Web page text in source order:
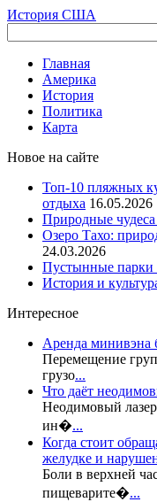
История США
Главная
Америка
История
Политика
Карта
Новое на сайте
Топ-10 пляжных
отдыха 16.05.2026
Природные
Озеро Тахо:
24.03.2026
Пустынные парки
История и
Интересное
Аренда минивэна
Перемещение
грузо...
Что даёт
Неодимовый
ин�...
Когда стоит
желудке и
Боли в верхней
пищеварите�...